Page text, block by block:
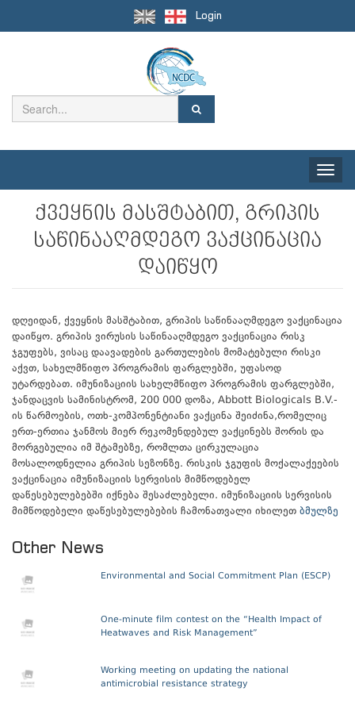
Login
Toggle
ქვეყნის მასშტაბით, გრიპის
საწინააღმდეგო ვაქცინაცია
დაიწყო
დღეიდან, ქვეყნის მასშტაბით, გრიპის საწინააღმდეგო ვაქცინაცია
დაიწყო. გრიპის ვირუსის საწინააღმდეგო ვაქცინაცია რისკ
ჯგუფებს, ვისაც დაავადების გართულების მომატებული რისკი
აქვთ, სახელმწიფო პროგრამის ფარგლებში, უფასოდ
უტარდებათ. იმუნიზაციის სახელმწიფო პროგრამის ფარგლებში,
ჯანდაცვის სამინისტრომ, 200 000 დოზა, Abbott Biologicals B.V.-
ის წარმოების, ოთხ-კომპონენტიანი ვაქცინა შეიძინა,რომელიც
ერთ-ერთია ჯანმოს მიერ რეკომენდებულ ვაქცინებს შორის და
მორგებულია იმ შტამებზე, რომლთა ცირკულაცია
მოსალოდნელია გრიპის სეზონზე. რისკის ჯგუფის მოქალაქეების
ვაქცინაცია იმუნიზაციის სერვისის მიმწოდებელ
დაწესებულებებში იქნება შესაძლებელი. იმუნიზაციის სერვისის
მიმწოდებელი დაწესებულებების ჩამონათვალი იხილეთ ბმულზე
Other News
Environmental and Social Commitment Plan (ESCP)
One-minute film contest on the “Health Impact of
Heatwaves and Risk Management”
Working meeting on updating the national
antimicrobial resistance strategy